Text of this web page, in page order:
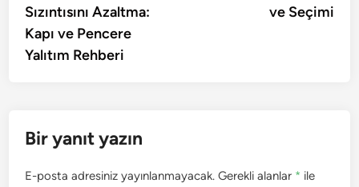
Sızıntısını Azaltma:
Kapı ve Pencere
Yalıtım Rehberi
ve Seçimi
Bir yanıt yazın
E-posta adresiniz yayınlanmayacak. Gerekli alanlar * ile